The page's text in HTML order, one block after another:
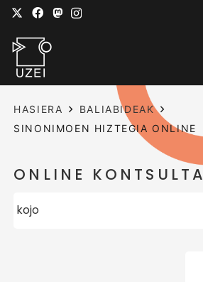
HASIERA
BALIABIDEAK
SINONIMOEN HIZTEGIA ONLINE
ONLINE KONTSULTA